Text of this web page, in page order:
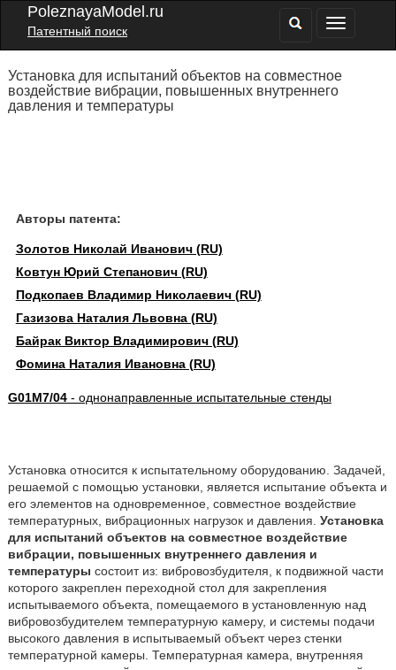
PoleznayaModel.ru
Патентный поиск
Установка для испытаний объектов на совместное
воздействие вибрации, повышенных внутреннего
давления и температуры
Авторы патента:
Золотов Николай Иванович (RU)
Ковтун Юрий Степанович (RU)
Подкопаев Владимир Николаевич (RU)
Газизова Наталия Львовна (RU)
Байрак Виктор Владимирович (RU)
Фомина Наталия Ивановна (RU)
G01M7/04- однонаправленные испытательные стенды
Установка относится к испытательному оборудованию. Задачей,
решаемой с помощью установки, является испытание объекта и
его элементов на одновременное, совместное воздействие
температурных, вибрационных нагрузок и давления. Установка
для испытаний объектов на совместное воздействие
вибрации, повышенных внутреннего давления и
температуры состоит из: вибровозбудителя, к подвижной части
которого закреплен переходной стол для закрепления
испытываемого объекта, помещаемого в установленную над
вибровозбудителем температурную камеру, и системы подачи
высокого давления в испытываемый объект через стенки
температурной камеры. Температурная камера, внутренняя